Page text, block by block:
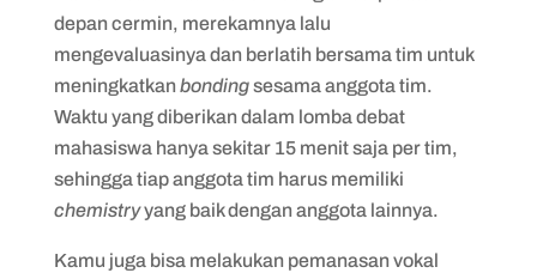
depan cermin, merekamnya lalu
mengevaluasinya dan berlatih bersama tim untuk
meningkatkanbondingsesama anggota tim.
Waktu yang diberikan dalam lomba debat
mahasiswa hanya sekitar 15 menit saja per tim,
sehingga tiap anggota tim harus memiliki
chemistryyang baik dengan anggota lainnya.
Kamu juga bisa melakukan pemanasan vokal